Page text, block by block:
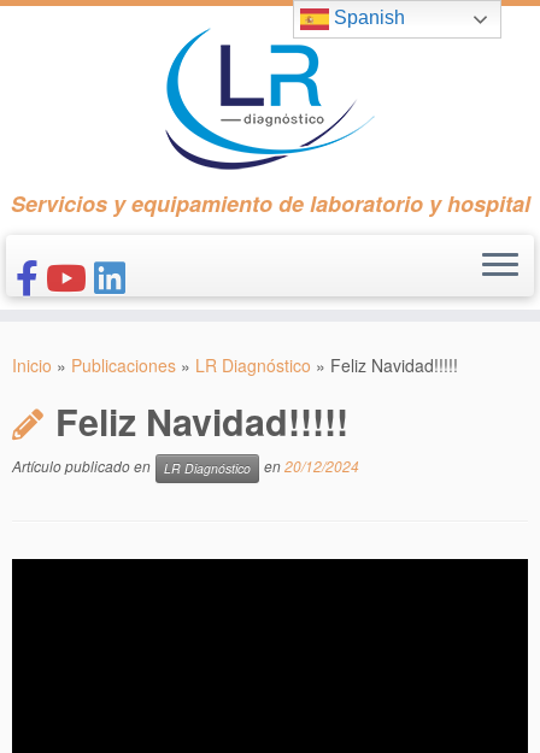
Saltar
Servicios y equipamiento de laboratorio y hospital
CONÓCENOS
NUESTROS PRODUCTOS
PUBLICACIONES
Inicio » Publicaciones » LR Diagnóstico » Feliz Navidad!!!!!
Feliz Navidad!!!!!
Artículo publicado en LR Diagnóstico en20/12/2024
Spanish